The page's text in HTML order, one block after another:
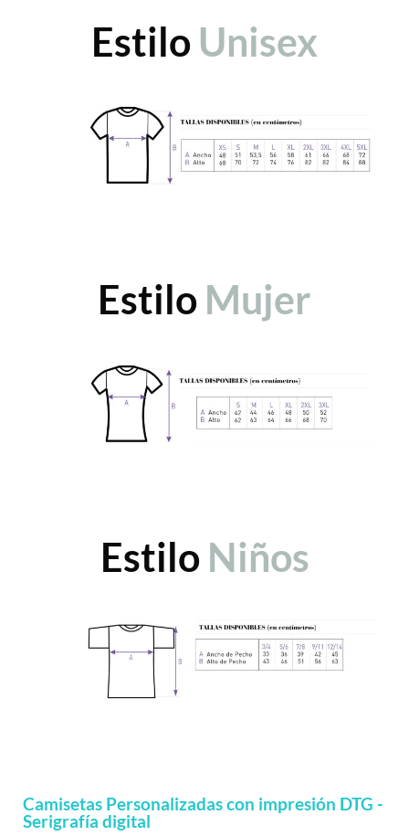
Estilo Unisex
Estilo Mujer
Estilo Niños
Camisetas Personalizadas con impresión DTG -
Serigrafía digital